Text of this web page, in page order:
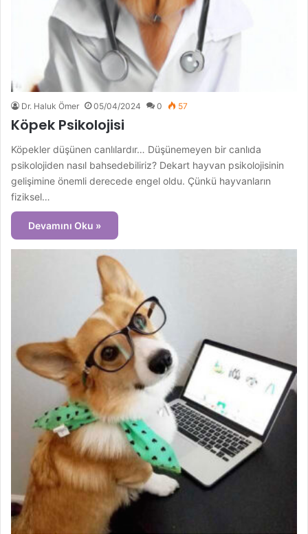
Dr. Haluk Ömer 05/04/2024 0 57
Köpek Psikolojisi
Köpekler düşünen canlılardır… Düşünemeyen bir canlıda
psikolojiden nasıl bahsedebiliriz? Dekart hayvan psikolojisinin
gelişimine önemli derecede engel oldu. Çünkü hayvanların
fiziksel…
Devamını Oku »